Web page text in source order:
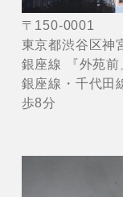
〒150-0001
東京都渋谷区神
銀座線 『外苑
銀座線・千代田
歩8分